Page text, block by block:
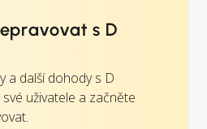
s D
a další dohody s D
uživatele a začněte